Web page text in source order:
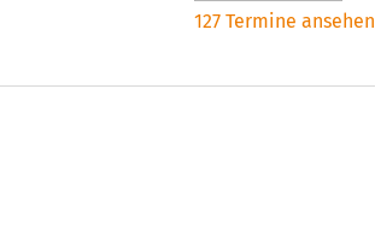
127 Termine ansehen